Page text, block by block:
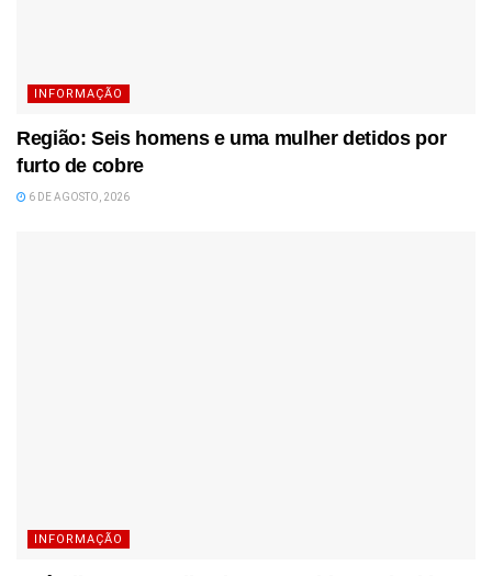
INFORMAÇÃO
Região: Seis homens e uma mulher detidos por
furto de cobre
6 DE AGOSTO, 2026
INFORMAÇÃO